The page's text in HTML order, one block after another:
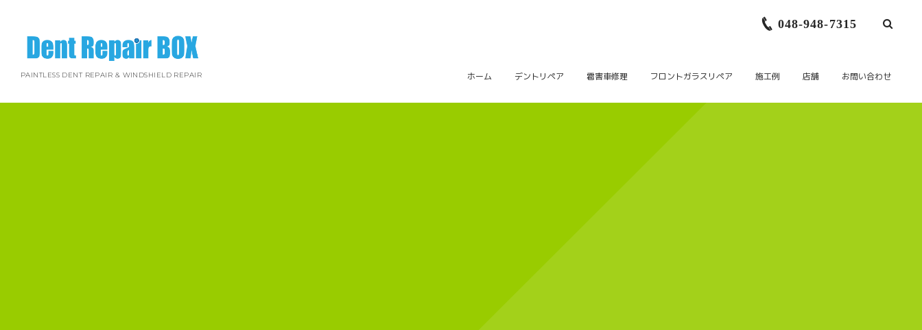
PAINTLESS DENT REPAIR & WINDSHIELD REPAIR
048-948-7315
ホーム デントリペア 雹害車修理 フロントガラスリペア 施工例 店舗 お問い合わせ